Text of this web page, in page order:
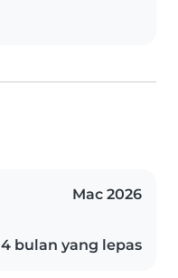
Mac 2026
4 bulan yang lepas